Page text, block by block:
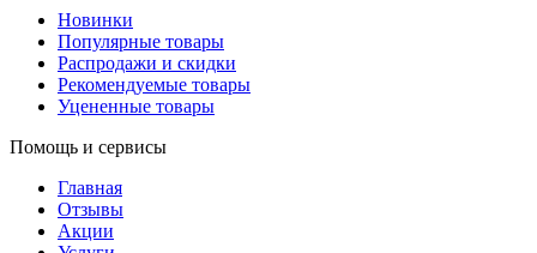
Новинки
Популярные товары
Распродажи и скидки
Рекомендуемые товары
Уцененные товары
Помощь и сервисы
Главная
Отзывы
Акции